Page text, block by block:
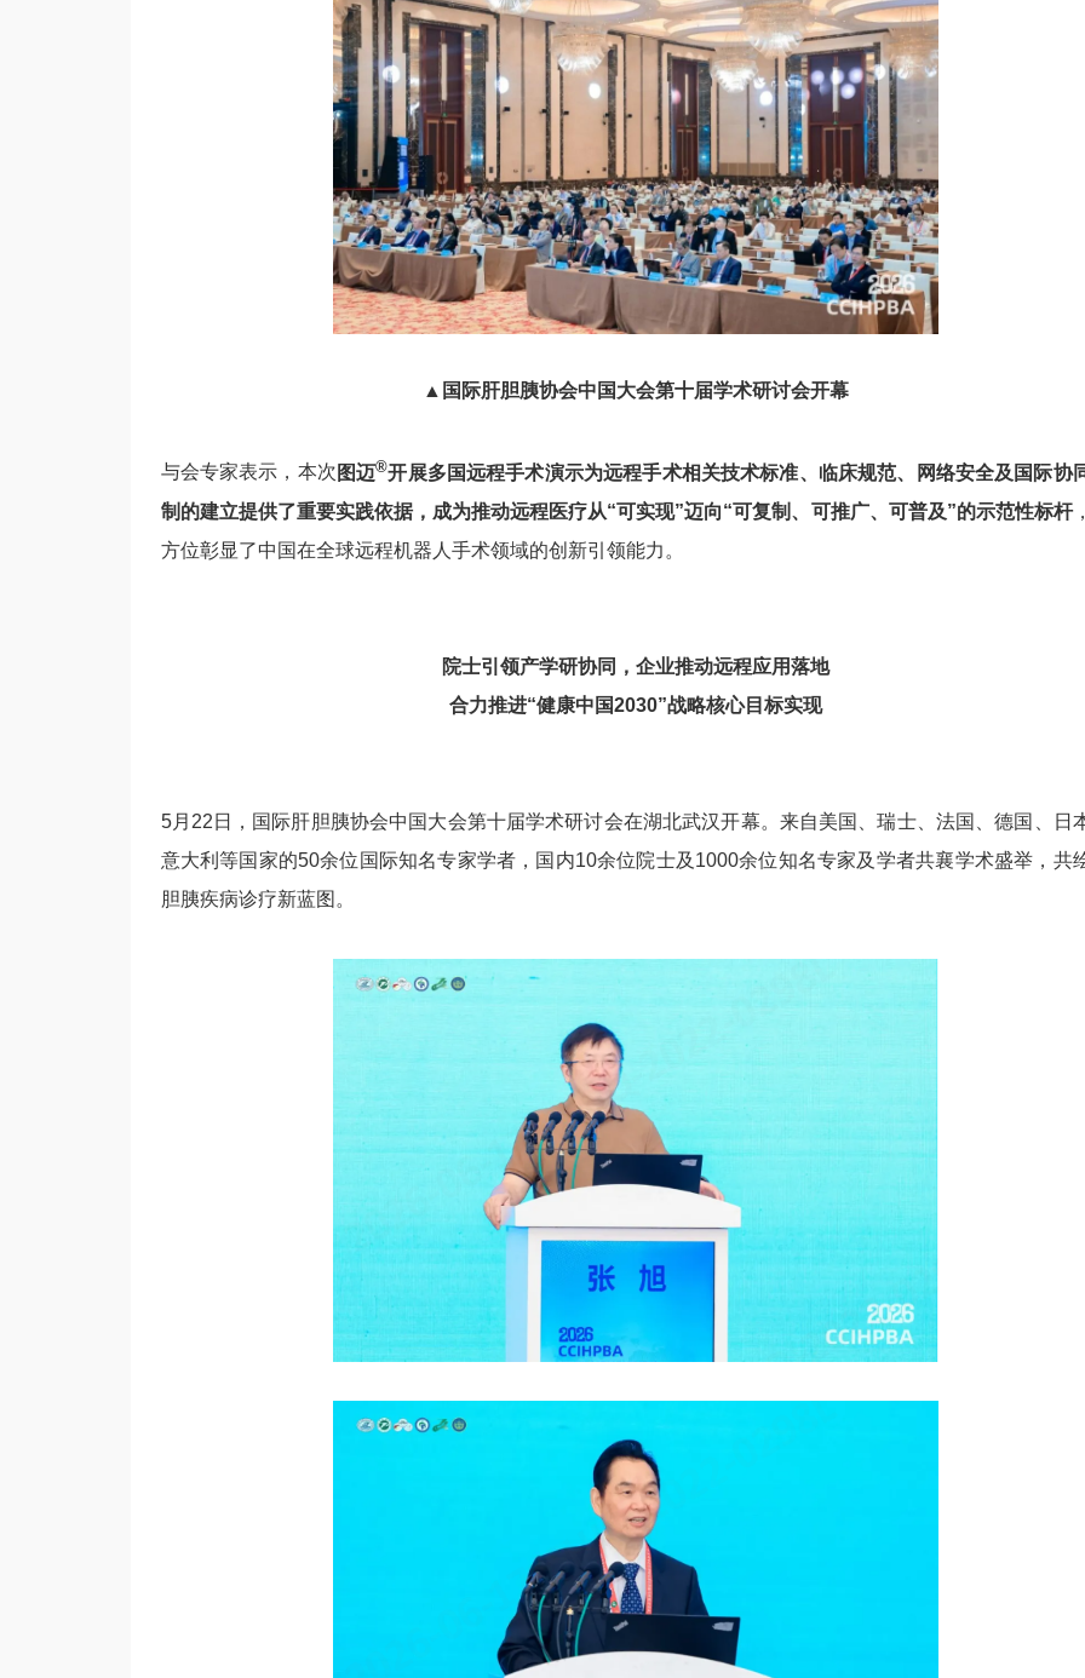
▲ 国际肝胆胰协会中国大会第十届学术研讨会开幕
与会专家表示，本次 图迈®开展多国远程手术演示为远程手术相关技术标准、临床规范、网络安全及国际协
制的建立提供了重要实践依据，成为推动远程医疗从“可实现”迈向“可复制、可推广、可普及”的示范性标杆
方位彰显了中国在全球远程机器人手术领域的创新引领能力。
院士引领产学研协同，企业推动远程应用落地
合力推进“健康中国2030”战略核心目标实现
5月22日，国际肝胆胰协会中国大会第十届学术研讨会在湖北武汉开幕。来自美国、瑞士、法国、德国、日
意大利等国家的50余位国际知名专家学者，国内10余位院士及1000余位知名专家及学者共襄学术盛举，共
胆胰疾病诊疗新蓝图。